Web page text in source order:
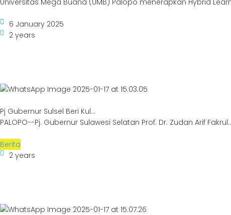
6 January 2025
2 years
Pj Gubernur Sulsel Beri Kul...
PALOPO--Pj. Gubernur Sulawesi Selatan Prof. Dr. Zudan Arif
Berita
2 years